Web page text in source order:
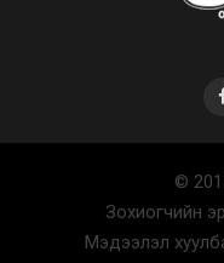
тоогоор төгссөн бо...
Улаанбаатарт
2026/08/07
©
Зохиогчийн
Мэдээлэл